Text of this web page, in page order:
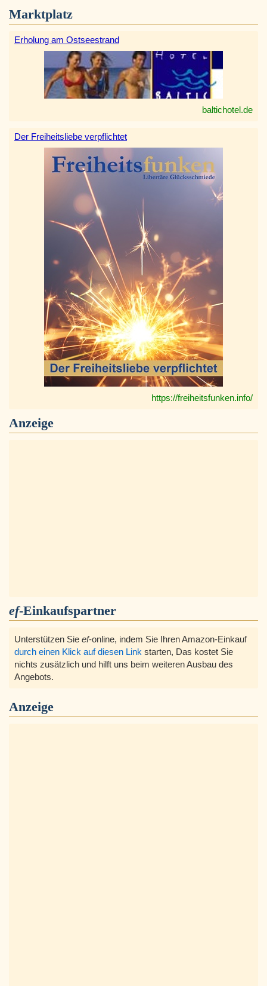
Marktplatz
Erholung am Ostseestrand
baltichotel.de
Der Freiheitsliebe verpflichtet
https://freiheitsfunken.info/
Anzeige
ef-Einkaufspartner
Unterstützen Sie ef-online, indem Sie Ihren Amazon-Einkauf
durch einen Klick auf diesen Link starten, Das kostet Sie
nichts zusätzlich und hilft uns beim weiteren Ausbau des
Angebots.
Anzeige